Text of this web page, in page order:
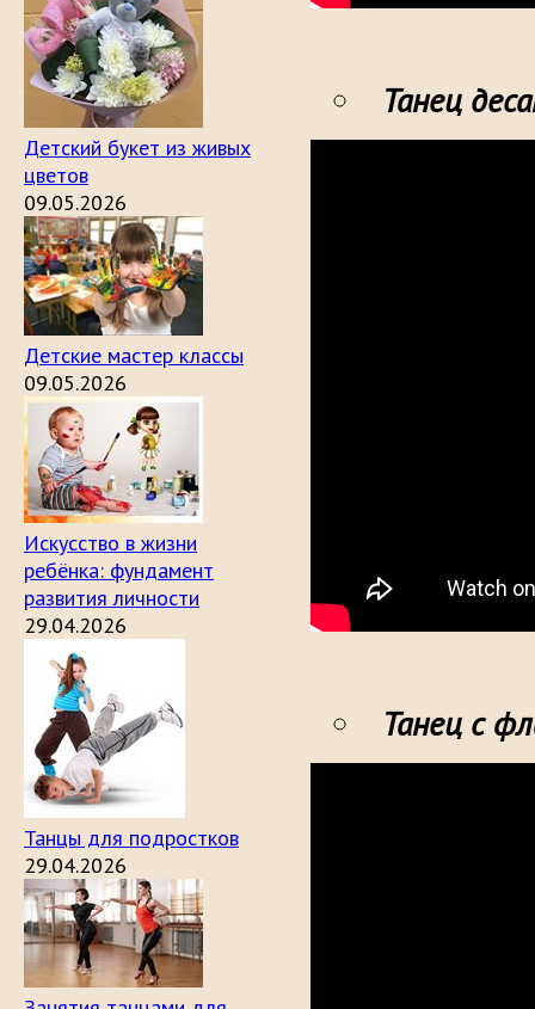
Детский букет из живых
цветов
09.05.2026
Детские мастер классы
09.05.2026
Искусство в жизни
ребёнка: фундамент
развития личности
29.04.2026
Танцы для подростков
29.04.2026
Танец
Танец с